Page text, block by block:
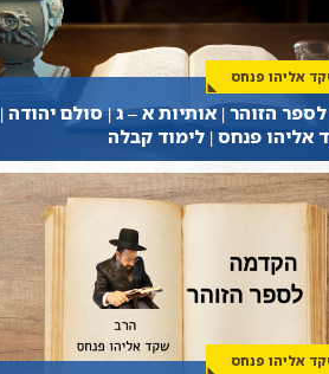
אליהו פנחס
הזוהר | אותיות א – ג | סולם יהודה |
אליהו פנחס | לימוד קבלה
אליהו פנחס